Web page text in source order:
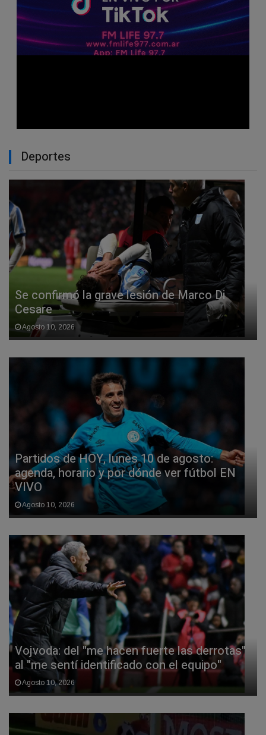
Deportes
Se confirmó la grave lesión de Marco Di
Cesare
Agosto 10, 2026
Partidos de HOY, lunes 10 de agosto:
agenda, horario y por dónde ver fútbol EN
VIVO
Agosto 10, 2026
Vojvoda: del "me hacen fuerte las derrotas"
al "me sentí identificado con el equipo"
Agosto 10, 2026